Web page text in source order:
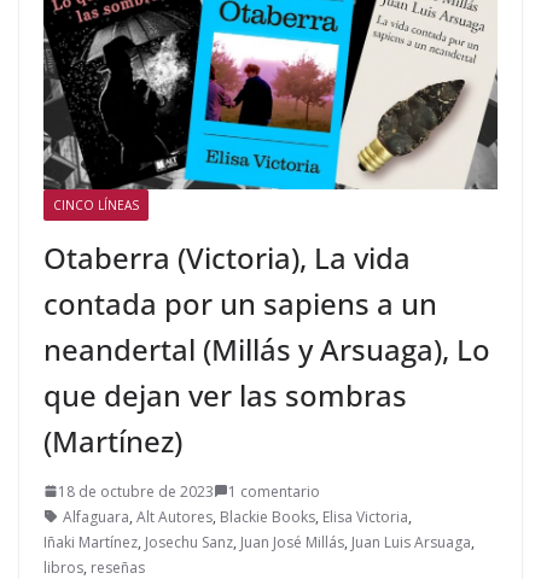
CINCO LÍNEAS
Otaberra (Victoria), La vida
contada por un sapiens a un
neandertal (Millás y Arsuaga), Lo
que dejan ver las sombras
(Martínez)
18 de octubre de 2023
1 comentario
Alfaguara, Alt Autores, Blackie Books, Elisa Victoria,
Iñaki Martínez, Josechu Sanz, Juan José Millás, Juan Luis Arsuaga,
libros, reseñas